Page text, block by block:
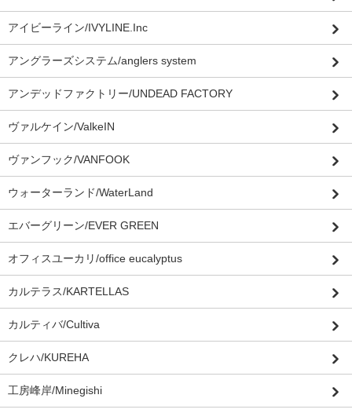
アイビーライン/IVYLINE.Inc
アングラーズシステム/anglers system
アンデッドファクトリー/UNDEAD FACTORY
ヴァルケイン/ValkeIN
ヴァンフック/VANFOOK
ウォーターランド/WaterLand
エバーグリーン/EVER GREEN
オフィスユーカリ/office eucalyptus
カルテラス/KARTELLAS
カルティバ/Cultiva
クレハ/KUREHA
工房峰岸/Minegishi